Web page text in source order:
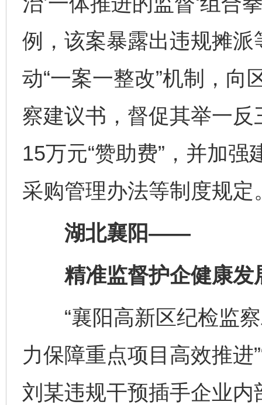
例，该案暴露出违规摊
动“一案一整改”机制，向
察建议书，督促其举一
15万元“赞助费”，并加
采购管理办法等制度规定
湖北襄阳——
精准监督护企健康发
“襄阳高新区纪检监察
力保障重点项目高效推进
刘某违规干预插手企业